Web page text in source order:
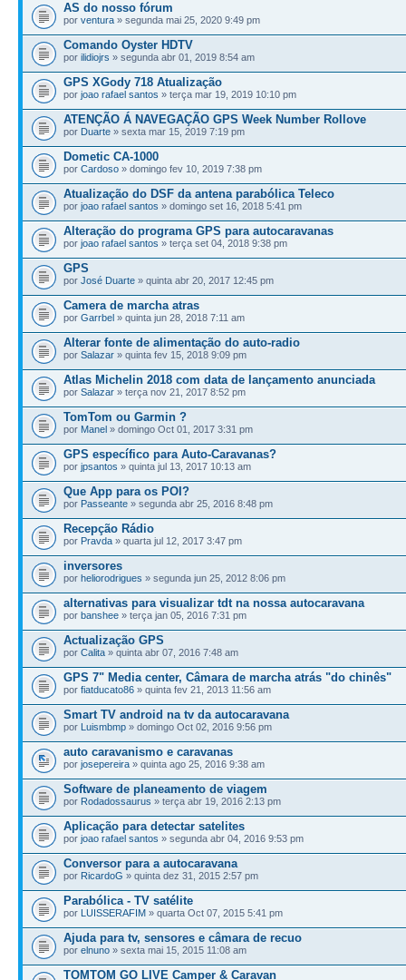
AS do nosso fórum
por ventura » segunda mai 25, 2020 9:49 pm
Comando Oyster HDTV
por ilidiojrs » segunda abr 01, 2019 8:54 am
GPS XGody 718 Atualização
por joao rafael santos » terça mar 19, 2019 10:10 pm
ATENÇÃO Á NAVEGAÇÃO GPS Week Number Rollove
por Duarte » sexta mar 15, 2019 7:19 pm
Dometic CA-1000
por Cardoso » domingo fev 10, 2019 7:38 pm
Atualização do DSF da antena parabólica Teleco
por joao rafael santos » domingo set 16, 2018 5:41 pm
Alteração do programa GPS para autocaravanas
por joao rafael santos » terça set 04, 2018 9:38 pm
GPS
por José Duarte » quinta abr 20, 2017 12:45 pm
Camera de marcha atras
por Garrbel » quinta jun 28, 2018 7:11 am
Alterar fonte de alimentação do auto-radio
por Salazar » quinta fev 15, 2018 9:09 pm
Atlas Michelin 2018 com data de lançamento anunciada
por Salazar » terça nov 21, 2017 8:52 pm
TomTom ou Garmin ?
por Manel » domingo Oct 01, 2017 3:31 pm
GPS específico para Auto-Caravanas?
por jpsantos » quinta jul 13, 2017 10:13 am
Que App para os POI?
por Passeante » segunda abr 25, 2016 8:48 pm
Recepção Rádio
por Pravda » quarta jul 12, 2017 3:47 pm
inversores
por heliorodrigues » segunda jun 25, 2012 8:06 pm
alternativas para visualizar tdt na nossa autocaravana
por banshee » terça jan 05, 2016 7:31 pm
Actualização GPS
por Calita » quinta abr 07, 2016 7:48 am
GPS 7" Media center, Câmara de marcha atrás "do chinês"
por fiatducato86 » quinta fev 21, 2013 11:56 am
Smart TV android na tv da autocaravana
por Luismbmp » domingo Oct 02, 2016 9:56 pm
auto caravanismo e caravanas
por josepereira » quinta ago 25, 2016 9:38 am
Software de planeamento de viagem
por Rodadossaurus » terça abr 19, 2016 2:13 pm
Aplicação para detectar satelites
por joao rafael santos » segunda abr 04, 2016 9:53 pm
Conversor para a autocaravana
por RicardoG » quinta dez 31, 2015 2:57 pm
Parabólica - TV satélite
por LUISSERAFIM » quarta Oct 07, 2015 5:41 pm
Ajuda para tv, sensores e câmara de recuo
por elnuno » sexta mai 15, 2015 11:08 am
TOMTOM GO LIVE Camper & Caravan